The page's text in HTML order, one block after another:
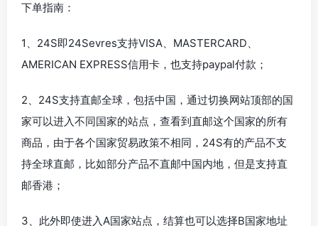
下单指南：
1、24S即24Sevres支持VISA、MASTERCARD、
AMERICAN EXPRESS信用卡，也支持paypal付款；
2、24S支持直邮全球，包括中国，通过切换网站顶部的国
家可以进入不同国家的站点，查看到直邮这个国家的所有
商品，由于各个国家贸易政策不相同，24S有的产品不支
持全球直邮，比如部分产品不直邮中国内地，但是支持直
邮香港；
3、此外即使进入A国家站点，结算也可以选择B国家地址